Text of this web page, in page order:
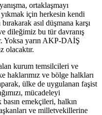
ortaklaşmayı
için herkesin kendi
asıl düşmana karşı
dileğimiz bu tür davranış
Yoksa yarın AKP-DAİŞ
olacaktır.
kurum temsilcileri ve
ve bölge halkları
ülke de uygulanan faşist
mücadeleyi
emekçileri, halkın
ve milletvekillerine